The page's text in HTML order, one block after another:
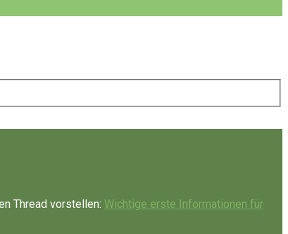
Thread vorstellen: Wichtige erste Informationen für